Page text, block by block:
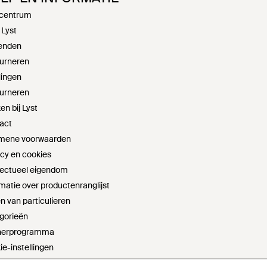
bij Lyst
voorwaarden
en cookies
eigendom
over productenranglijst
van particulieren
instellingen
sell or share my personal information